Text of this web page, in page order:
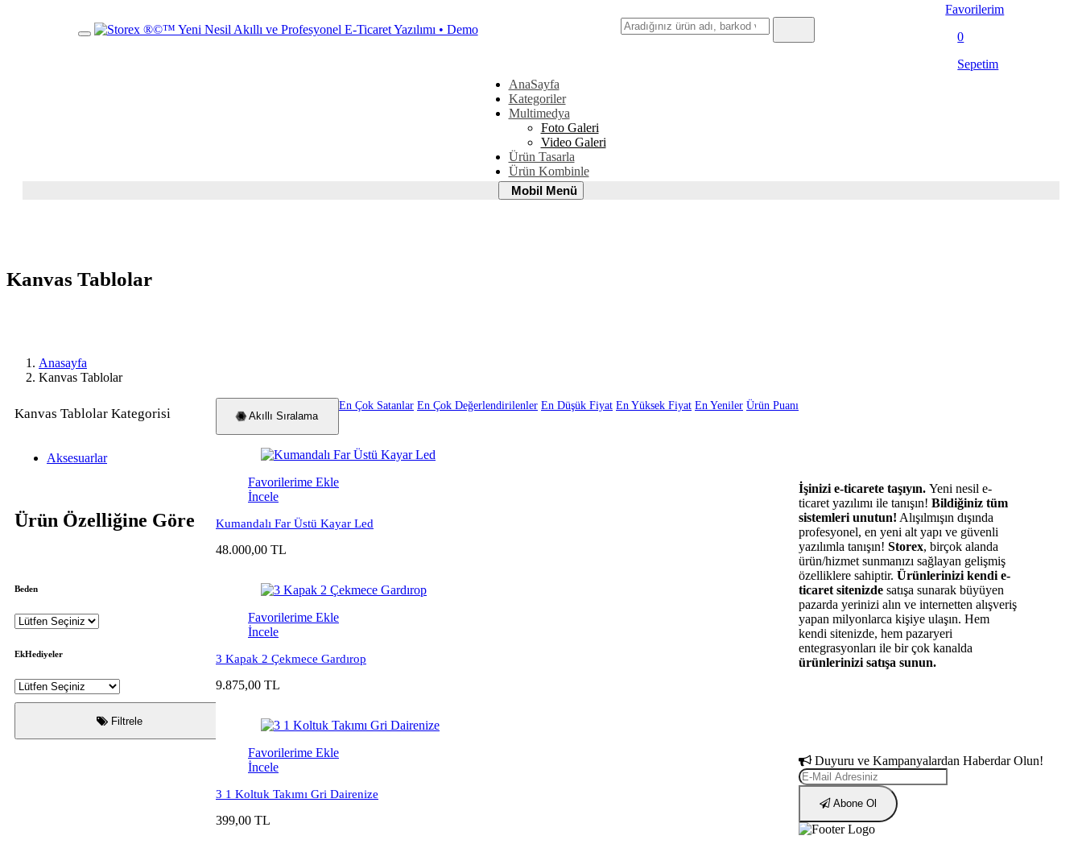
Mobil
Ara
Favorilerim
0
Sepetim
AnaSayfa
Kategoriler
Multimedya
Foto Galeri
Video Galeri
Ürün Tasarla
Ürün Kombinle
Mobil
Menü
Mobil Menü
Kanvas Tablolar
Anasayfa
Kanvas Tablolar
Kanvas Tablolar Kategorisi
Aksesuarlar
Ürün Özelliğine Göre
Beden
EkHediyeler
Filtrele
Akıllı Sıralama
En Çok Satanlar En Çok Değerlendirilenler En Düşük Fiyat En Yüksek Fiyat En Yeniler Ürün Puanı
Favorilerime Ekle
İncele
Kumandalı Far Üstü Kayar Led
48.000,00 TL
Favorilerime Ekle
İncele
3 Kapak 2 Çekmece Gardırop
9.875,00 TL
Favorilerime Ekle
İncele
3 1 Koltuk Takımı Gri Dairenize
399,00 TL
İşinizi e-ticarete taşıyın. Yeni nesil e-
ticaret yazılımı ile tanışın! Bildiğiniz tüm
sistemleri unutun! Alışılmışın dışında
profesyonel, en yeni alt yapı ve güvenli
yazılımla tanışın! Storex, birçok alanda
ürün/hizmet sunmanızı sağlayan gelişmiş
özelliklere sahiptir. Ürünlerinizi kendi e-
ticaret sitenizde satışa sunarak büyüyen
pazarda yerinizi alın ve internetten alışveriş
yapan milyonlarca kişiye ulaşın. Hem
kendi sitenizde, hem pazaryeri
entegrasyonları ile bir çok kanalda
ürünlerinizi satışa sunun.
Duyuru ve Kampanyalardan Haberdar Olun!
Abone Ol